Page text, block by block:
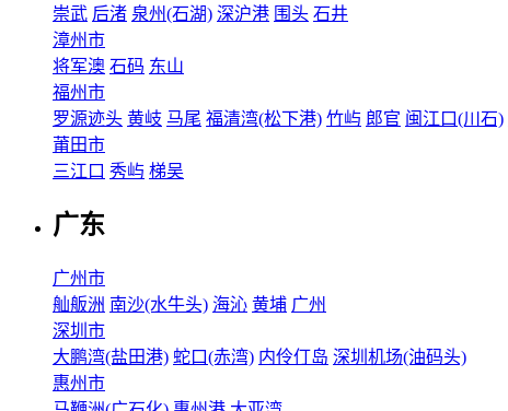
崇武 后渚 泉州(石湖) 深沪港 围头 石井
漳州市
将军澳 石码 东山
福州市
罗源迹头 黄岐 马尾 福清湾(松下港) 竹屿 郎官 闽江口(川石)
莆田市
三江口 秀屿 梯吴
广东
广州市
舢舨洲 南沙(水牛头) 海沁 黄埔 广州
深圳市
大鹏湾(盐田港) 蛇口(赤湾) 内伶仃岛 深圳机场(油码头)
惠州市